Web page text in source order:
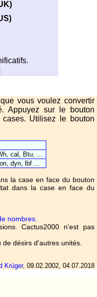
vous voulez convertir
Appuyez sur le bouton
Utilisez le bouton
cal, Btu, ...
dyn, lbf ...
la case en face du bouton
dans la case en face du
nombres
Cactus2000 n'est pas
désirs d'autres unités.
Krüger, 09.02.2002, 04.07.2018